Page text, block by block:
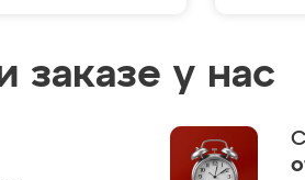
заказе у нас